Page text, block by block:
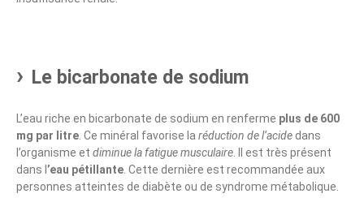
Le bicarbonate de sodium
L’eau riche en bicarbonate de sodium en renferme plus de 600
mg par litre . Ce minéral favorise la réduction de l’acide dans
l’organisme et diminue la fatigue musculaire . Il est très présent
dans l’eau pétillante . Cette dernière est recommandée aux
personnes atteintes de diabète ou de syndrome métabolique.